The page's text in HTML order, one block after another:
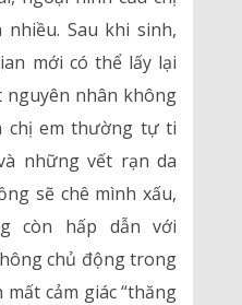
Sau khi sinh,
mới có thể lấy lại
nguyên nhân không
chị em thường tự ti
những vết rạn da
sẽ chê mình xấu,
còn hấp dẫn với
chủ động trong
cảm giác “thăng